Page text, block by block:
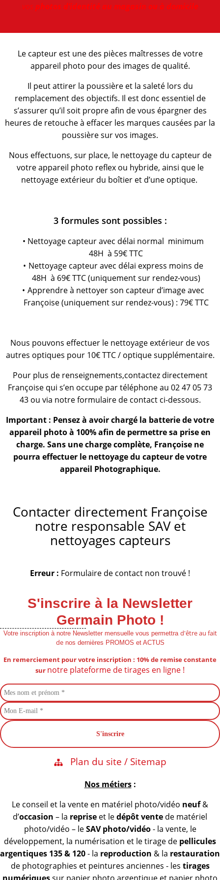
vos photos d’identité au magasin ou à domicile
Le capteur est une des pièces maîtresses de votre
appareil photo pour des images de qualité.
Il peut attirer la poussière et la saleté lors du
remplacement des objectifs. Il est donc essentiel de
s’assurer qu’il soit propre afin de vous épargner des
heures de retouche à effacer les marques causées par la
poussière sur vos images.
Nous effectuons, sur place, le nettoyage du capteur de
votre appareil photo reflex ou hybride, ainsi que le
nettoyage extérieur du boîtier et d’une optique.
3 formules sont possibles :
Nettoyage capteur avec délai normal minimum
48H à 59€ TTC
Nettoyage capteur avec délai express moins de
48H à 69€ TTC (uniquement sur rendez-vous)
Apprendre à nettoyer son capteur d’image avec
Françoise (uniquement sur rendez-vous) : 79€ TTC
Nous pouvons effectuer le nettoyage extérieur de vos
autres optiques pour 10€ TTC / optique supplémentaire.
Pour plus de renseignements,contactez directement
Françoise qui s’en occupe par téléphone au 02 47 05 73
43 ou via notre formulaire de contact ci-dessous.
Important : Pensez à avoir chargé la batterie de votre
appareil photo à 100% afin de permettre sa prise en
charge. Sans une charge complète, Françoise ne
pourra effectuer le nettoyage du capteur de votre
appareil Photographique.
Contacter directement Françoise
notre responsable SAV et
nettoyages capteurs
Erreur : Formulaire de contact non trouvé !
S'inscrire à la Newsletter
Germain Photo !
Votre inscription à notre Newsletter mensuelle vous permettra d'être au fait
denos dernières PROMOS et ACTUS
En remerciement pour votre inscription : 10% de remiseconstante
sur notre plateforme de tirages en ligne !
Plan du site / Sitemap
Nos métiers:
Le conseil et la vente en matériel photo/vidéo neuf&
d’occasion – la reprise et ledépôt vente de matériel
photo/vidéo – leSAV photo/vidéo- la vente, le
développement, la numérisation et le tirage de pellicules
argentiques 135 & 120- la reproduction & la restauration
de photographies et peintures anciennes - les tirages